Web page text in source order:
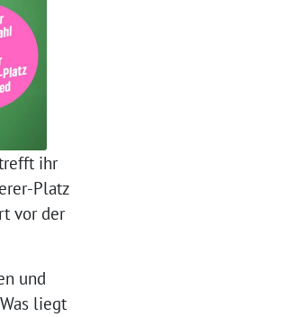
ihr
Platz
vor der
und
liegt